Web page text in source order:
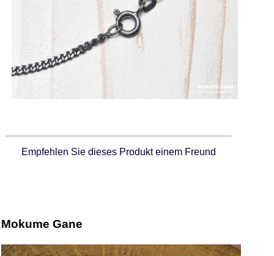
Empfehlen Sie dieses Produkt einem Freund
Mokume Gane